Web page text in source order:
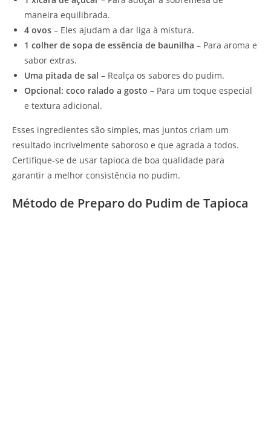
maneira equilibrada.
4 ovos – Eles ajudam a dar liga à mistura.
1 colher de sopa de essência de baunilha – Para aroma e
sabor extras.
Uma pitada de sal – Realça os sabores do pudim.
Opcional: coco ralado a gosto – Para um toque especial
e textura adicional.
Esses ingredientes são simples, mas juntos criam um
resultado incrivelmente saboroso e que agrada a todos.
Certifique-se de usar tapioca de boa qualidade para
garantir a melhor consistência no pudim.
Método de Preparo do Pudim de Tapioca